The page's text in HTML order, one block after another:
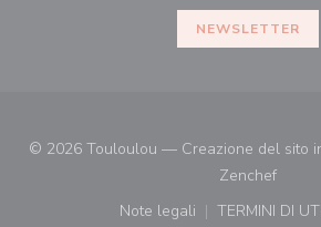
NEWSLETTER
© 2026 Touloulou — Creazione del sito
Zenchef((apre
Note legali
((apre una nuova
TERMINI DI